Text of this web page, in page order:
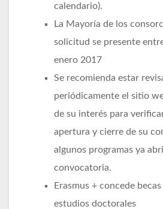
calendario).
La Mayoría de los
solicitud se presente
enero 2017
Se recomienda estar
periódicamente el sitio
de su interés para
apertura y cierre de su
algunos programas ya
convocatoria.
Erasmus + concede
estudios doctorales